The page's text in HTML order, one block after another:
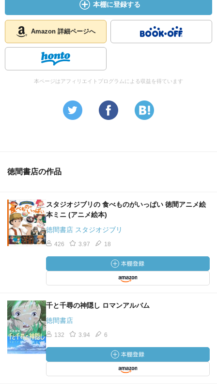
本棚に登録する
Amazon 詳細ページへ
本ページはアフィリエイトプログラムによる収益を得ています
徳間書店の作品
スタジオジブリの 食べものがいっぱい 徳間アニメ絵
本ミニ (アニメ絵本)
徳間書店 スタジオジブリ
426 3.97 18
千と千尋の神隠し ロマンアルバム
徳間書店
132 3.94 6